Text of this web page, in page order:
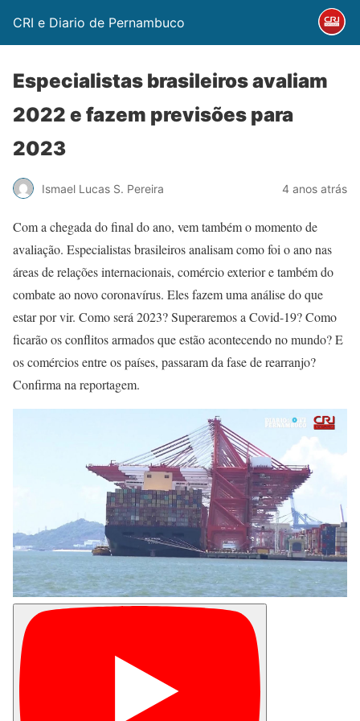
CRI e Diario de Pernambuco
Especialistas brasileiros avaliam
2022 e fazem previsões para
2023
Ismael Lucas S. Pereira 4 anos atrás
Com a chegada do final do ano, vem também o momento de
avaliação. Especialistas brasileiros analisam como foi o ano nas
áreas de relações internacionais, comércio exterior e também do
combate ao novo coronavírus. Eles fazem uma análise do que
estar por vir. Como será 2023? Superaremos a Covid-19? Como
ficarão os conflitos armados que estão acontecendo no mundo? E
os comércios entre os países, passaram da fase de rearranjo?
Confirma na reportagem.